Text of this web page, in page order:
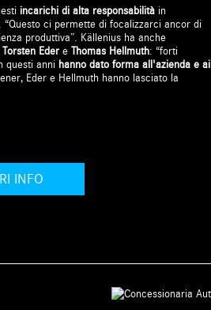
incarichi di alta responsabilità in
. “Questo ci permette di focalizzarci ancor di
produttiva”. Källenius ha anche
Torsten EdereThomas Hellmuth: “forti
questi anni hanno dato forma all'azienda e ai
Eder e Hellmuth hanno lasciato la
INFO